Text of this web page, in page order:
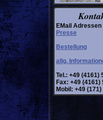
EMail Adressen
Presse
Bestellung
allg.
Tel.: +49 (4161)
Fax: +49 (4161)
Mobil: +49